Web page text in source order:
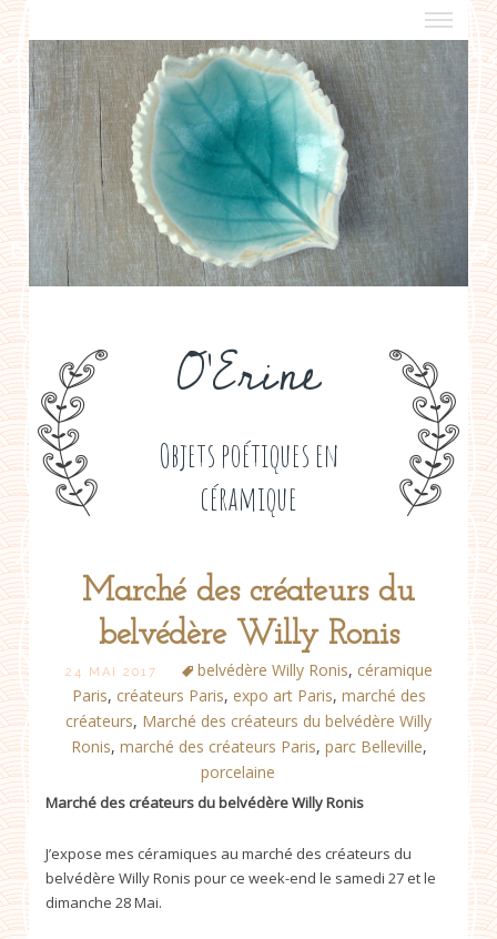
O'Erine
Objets poétiques en
céramique
a propos
boutiques de créateurs
contact
politique de confidentialité
Marché des créateurs du
belvédère Willy Ronis
24 MAI 2017 belvédère Willy Ronis, céramique
Paris, créateurs Paris, expo art Paris, marché des
créateurs, Marché des créateurs du belvédère Willy
Ronis, marché des créateurs Paris, parc Belleville,
porcelaine
Marché des créateurs du belvédère Willy Ronis
J’expose mes céramiques au marché des créateurs du
belvédère Willy Ronis pour ce week-end le samedi 27 et le
dimanche 28 Mai.
Post
navigation